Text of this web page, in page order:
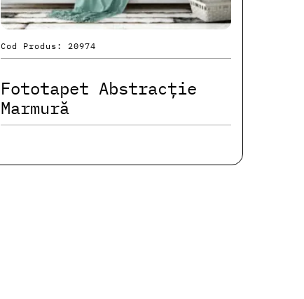
Cod Produs: 20974
Fototapet Abstracție
Marmură